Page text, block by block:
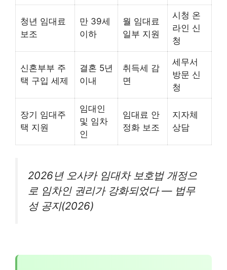
청년 임대료
보조
만 39세
이하
월 임대료
일부 지원
시청 온
라인 신
청
신혼부부 주
택 구입 세제
결혼 5년
이내
취득세 감
면
세무서
방문 신
청
장기 임대주
택 지원
임대인
및 임차
인
임대료 안
정화 보조
지자체
상담
2026년 오사카 임대차 보호법 개정으
로 임차인 권리가 강화되었다 — 법무
성 공지(2026)